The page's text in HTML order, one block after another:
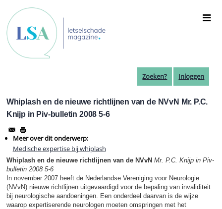
naar
de
inhoud
gaan
Zoeken? Inloggen
Whiplash en de nieuwe richtlijnen van de NVvN Mr. P.C.
Knijp in Piv-bulletin 2008 5-6
Meer over dit onderwerp:
Medische expertise bij whiplash
Whiplash en de nieuwe richtlijnen van de NVvN Mr. P.C. Knijp in Piv-
bulletin 2008 5-6
In november 2007 heeft de Nederlandse Vereniging voor Neurologie
(NVvN) nieuwe richtlijnen uitgevaardigd voor de bepaling van invaliditeit
bij neurologische aandoeningen. Een onderdeel daarvan is de wijze
waarop expertiserende neurologen moeten omspringen met het